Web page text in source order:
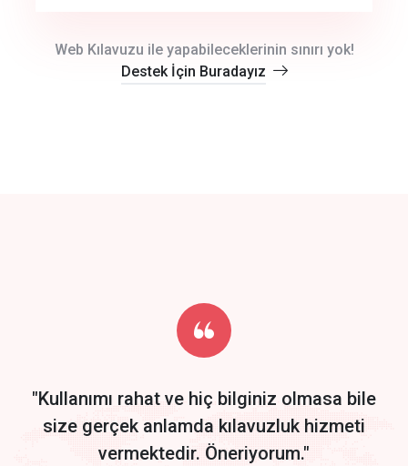
Start by trying our service for 30 days free trial no credit card
required.
Web Kılavuzu ile yapabileceklerinin sınırı yok!
Destek İçin Buradayız
"Kullanımı rahat ve hiç bilginiz olmasa bile
size gerçek anlamda kılavuzluk hizmeti
vermektedir. Öneriyorum."